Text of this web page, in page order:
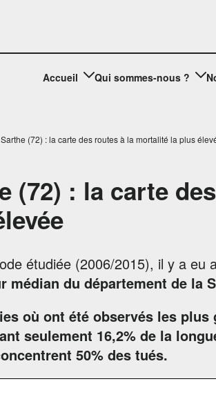
Accueil Qui sommes-nous ?
Sarthe (72) : la carte des routes à la mortalité la plus
(72) : la carte
étudiée (2006/2015), il y a eu
médian du département de la
où ont été observés les
seulement 16,2% de la
50% des tués.